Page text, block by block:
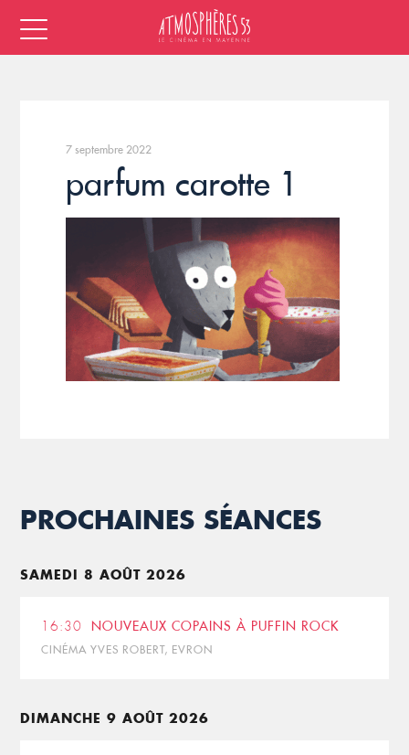
7 septembre 2022
parfum carotte 1
PROCHAINES SÉANCES
SAMEDI 8 AOÛT 2026
16:30 NOUVEAUX COPAINS À PUFFIN ROCK
CINÉMA YVES ROBERT, EVRON
DIMANCHE 9 AOÛT 2026